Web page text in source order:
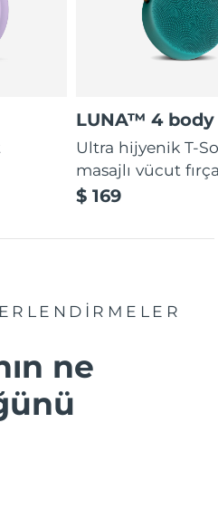
LUNA™ 4 body
Ultra hijyenik T-
masajlı vücut
$ 169
ne